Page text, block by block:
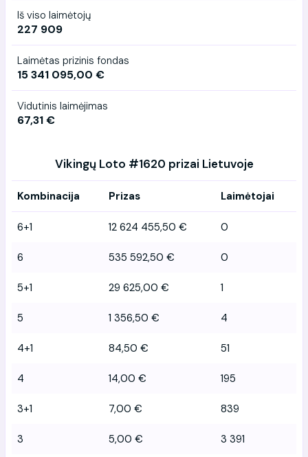
Iš viso laimėtojų
227 909
Laimėtas prizinis fondas
15 341 095,00 €
Vidutinis laimėjimas
67,31 €
Vikingų Loto #1620 prizai Lietuvoje
Kombinacija Prizas Laimėtojai
6+1 12 624 455,50 € 0
6 535 592,50 € 0
5+1 29 625,00 € 1
5 1 356,50 € 4
4+1 84,50 € 51
4 14,00 € 195
3+1 7,00 € 839
3 5,00 € 3 391